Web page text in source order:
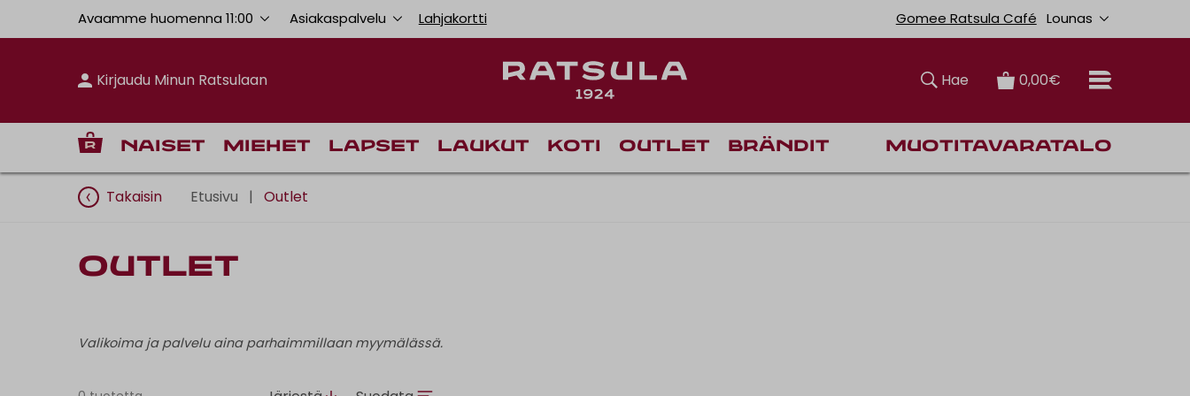
Avaamme huomenna 11:00 Asiakaspalvelu Lahjakortti Gomee Ratsula Café Lounas
Kirjaudu Minun Ratsulaan Hae 0,00€
Naiset Miehet Lapset Laukut Koti Outlet Brändit Muotitavaratalo
Takaisin Etusivu | Outlet
Outlet
Valikoima ja palvelu aina parhaimmillaan myymälässä.